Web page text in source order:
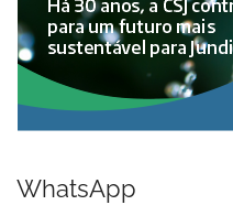
WhatsApp